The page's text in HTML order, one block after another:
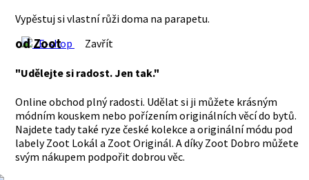
Vypěstuj si vlastní růži doma na parapetu.
E-shop
Zavřít
od Zoot
"Udělejte si radost. Jen tak."
Online obchod plný radosti. Udělat si ji můžete krásným
módním kouskem nebo pořízením originálních věcí do bytů.
Najdete tady také ryze české kolekce a originální módu pod
labely Zoot Lokál a Zoot Originál. A díky Zoot Dobro můžete
svým nákupem podpořit dobrou věc.